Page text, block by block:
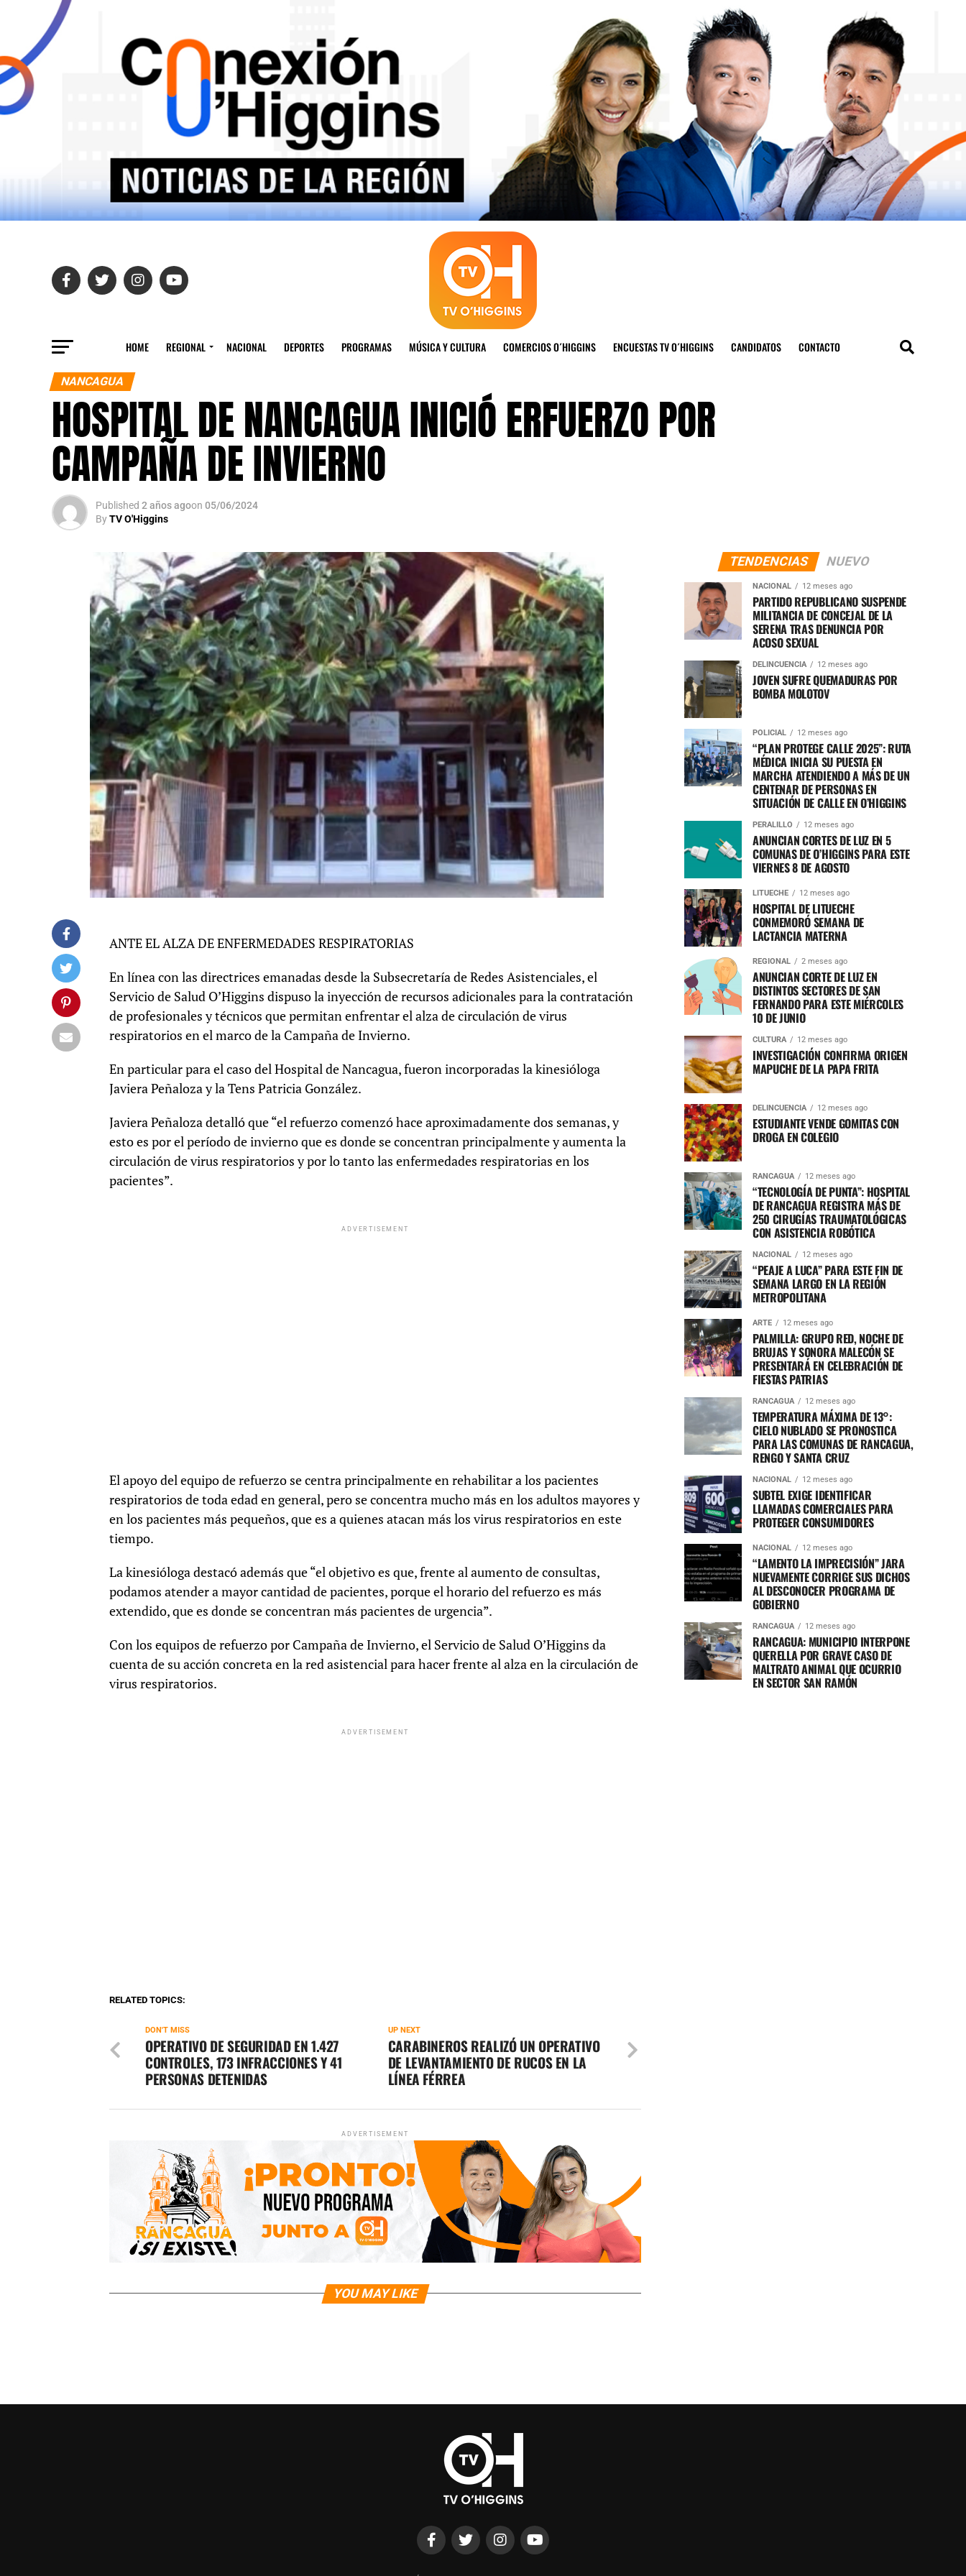
HOME REGIONAL NACIONAL DEPORTES PROGRAMAS MÚSICA Y CULTURA COMERCIOS O´HIGGINS ENCUESTAS TV O´HIGGINS CANDIDATOS CONTACTO
NANCAGUA
HOSPITAL DE NANCAGUA INICIÓ ERFUERZO POR
CAMPAÑA DE INVIERNO
Published 2 años agoon 05/06/2024
ByTV O'Higgins
ANTE EL ALZA DE ENFERMEDADES RESPIRATORIAS
En línea con las directrices emanadas desde la Subsecretaría de Redes Asistenciales, el
Servicio de Salud O’Higgins dispuso la inyección de recursos adicionales para la contratación
de profesionales y técnicos que permitan enfrentar el alza de circulación de virus
respiratorios en el marco de la Campaña de Invierno.
En particular para el caso del Hospital de Nancagua, fueron incorporadas la kinesióloga
Javiera Peñaloza y la Tens Patricia González.
Javiera Peñaloza detalló que “el refuerzo comenzó hace aproximadamente dos semanas, y
esto es por el período de invierno que es donde se concentran principalmente y aumenta la
circulación de virus respiratorios y por lo tanto las enfermedades respiratorias en los
pacientes”.
ADVERTISEMENT
El apoyo del equipo de refuerzo se centra principalmente en rehabilitar a los pacientes
respiratorios de toda edad en general, pero se concentra mucho más en los adultos mayores y
en los pacientes más pequeños, que es a quienes atacan más los virus respiratorios en este
tiempo.
La kinesióloga destacó además que “el objetivo es que, frente al aumento de consultas,
podamos atender a mayor cantidad de pacientes, porque el horario del refuerzo es más
extendido, que es donde se concentran más pacientes de urgencia”.
Con los equipos de refuerzo por Campaña de Invierno, el Servicio de Salud O’Higgins da
cuenta de su acción concreta en la red asistencial para hacer frente al alza en la circulación de
virus respiratorios.
ADVERTISEMENT
RELATED TOPICS:
UP NEXT
CARABINEROS REALIZÓ UN OPERATIVO
DE LEVANTAMIENTO DE RUCOS EN LA
LÍNEA FÉRREA
DON'T MISS
OPERATIVO DE SEGURIDAD EN 1.427
CONTROLES, 173 INFRACCIONES Y 41
PERSONAS DETENIDAS
ADVERTISEMENT
YOU MAY LIKE
TENDENCIAS NUEVO
NACIONAL 12 meses ago
PARTIDO REPUBLICANO SUSPENDE
MILITANCIA DE CONCEJAL DE LA
SERENA TRAS DENUNCIA POR
ACOSO SEXUAL
DELINCUENCIA 12 meses ago
JOVEN SUFRE QUEMADURAS POR
BOMBA MOLOTOV
POLICIAL 12 meses ago
“PLAN PROTEGE CALLE 2025”: RUTA
MÉDICA INICIA SU PUESTA EN
MARCHA ATENDIENDO A MÁS DE UN
CENTENAR DE PERSONAS EN
SITUACIÓN DE CALLE EN O’HIGGINS
PERALILLO 12 meses ago
ANUNCIAN CORTES DE LUZ EN 5
COMUNAS DE O’HIGGINS PARA ESTE
VIERNES 8 DE AGOSTO
LITUECHE 12 meses ago
HOSPITAL DE LITUECHE
CONMEMORÓ SEMANA DE
LACTANCIA MATERNA
REGIONAL 2 meses ago
ANUNCIAN CORTE DE LUZ EN
DISTINTOS SECTORES DE SAN
FERNANDO PARA ESTE MIÉRCOLES
10 DE JUNIO
CULTURA 12 meses ago
INVESTIGACIÓN CONFIRMA ORIGEN
MAPUCHE DE LA PAPA FRITA
DELINCUENCIA 12 meses ago
ESTUDIANTE VENDE GOMITAS CON
DROGA EN COLEGIO
RANCAGUA 12 meses ago
“TECNOLOGÍA DE PUNTA”: HOSPITAL
DE RANCAGUA REGISTRA MÁS DE
250 CIRUGÍAS TRAUMATOLÓGICAS
CON ASISTENCIA ROBÓTICA
NACIONAL 12 meses ago
“PEAJE A LUCA” PARA ESTE FIN DE
SEMANA LARGO EN LA REGIÓN
METROPOLITANA
ARTE 12 meses ago
PALMILLA: GRUPO RED, NOCHE DE
BRUJAS Y SONORA MALECÓN SE
PRESENTARÁ EN CELEBRACIÓN DE
FIESTAS PATRIAS
RANCAGUA 12 meses ago
TEMPERATURA MÁXIMA DE 13°:
CIELO NUBLADO SE PRONOSTICA
PARA LAS COMUNAS DE RANCAGUA,
RENGO Y SANTA CRUZ
NACIONAL 12 meses ago
SUBTEL EXIGE IDENTIFICAR
LLAMADAS COMERCIALES PARA
PROTEGER CONSUMIDORES
NACIONAL 12 meses ago
“LAMENTO LA IMPRECISIÓN” JARA
NUEVAMENTE CORRIGE SUS DICHOS
AL DESCONOCER PROGRAMA DE
GOBIERNO
RANCAGUA 12 meses ago
RANCAGUA: MUNICIPIO INTERPONE
QUERELLA POR GRAVE CASO DE
MALTRATO ANIMAL QUE OCURRIO
EN SECTOR SAN RAMÓN